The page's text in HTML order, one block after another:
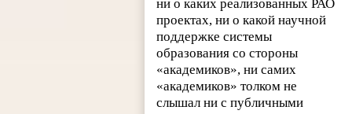
ни о каких реализованных РАО
проектах, ни о какой научной
поддержке системы
образования со стороны
«академиков», ни самих
«академиков» толком не
слышал ни с публичными